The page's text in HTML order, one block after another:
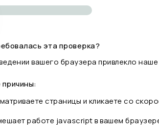
эта проверка?
вашего браузера привлекло
страницы и кликаете со
работе javascript в вашем